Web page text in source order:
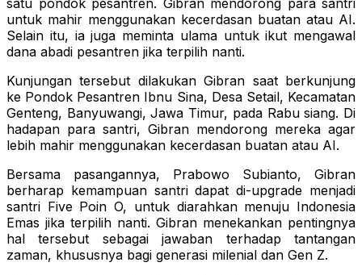
satu pondok pesantren. Gibran mendorong para santri
untuk mahir menggunakan kecerdasan buatan atau AI.
Selain itu, ia juga meminta ulama untuk ikut mengawal
dana abadi pesantren jika terpilih nanti.
Kunjungan tersebut dilakukan Gibran saat berkunjung
ke Pondok Pesantren Ibnu Sina, Desa Setail, Kecamatan
Genteng, Banyuwangi, Jawa Timur, pada Rabu siang. Di
hadapan para santri, Gibran mendorong mereka agar
lebih mahir menggunakan kecerdasan buatan atau AI.
Bersama pasangannya, Prabowo Subianto, Gibran
berharap kemampuan santri dapat di-upgrade menjadi
santri Five Poin O, untuk diarahkan menuju Indonesia
Emas jika terpilih nanti. Gibran menekankan pentingnya
hal tersebut sebagai jawaban terhadap tantangan
zaman, khususnya bagi generasi milenial dan Gen Z.